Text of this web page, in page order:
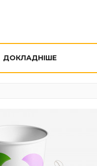
ДОКЛАДНІШЕ